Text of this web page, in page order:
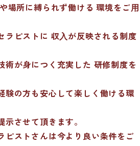
場所に縛られず働ける 環境をご⽤
ラピストに 収⼊が反映される制度
術が身につく充実した 研修制度を
験の方も安心して楽しく働ける環
示させて頂きます。
ピストさんは今より良い条件をご